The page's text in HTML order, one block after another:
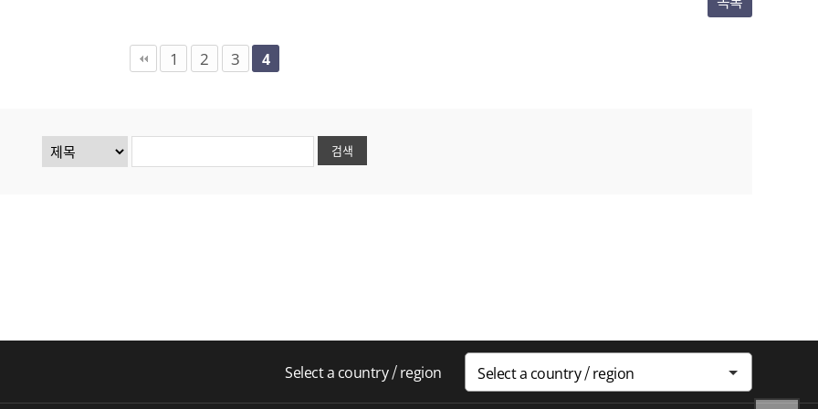
1 2 3 4
Select a country / region Select a country / region